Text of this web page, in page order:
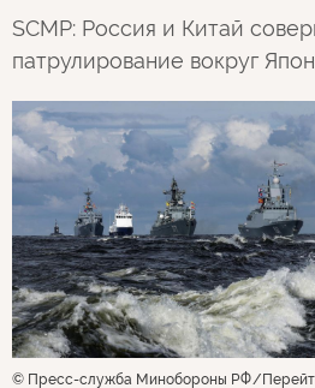
SCMP: Россия и Китай
патрулирование вокруг
© Пресс-служба Минобороны РФ